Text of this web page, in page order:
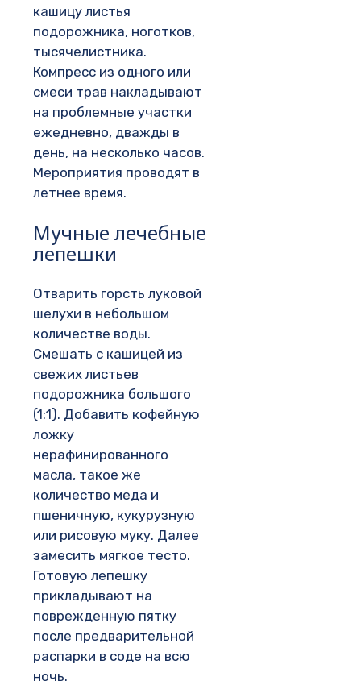
кашицу листья
подорожника, ноготков,
тысячелистника.
Компресс из одного или
смеси трав накладывают
на проблемные участки
ежедневно, дважды в
день, на несколько часов.
Мероприятия проводят в
летнее время.
Мучные лечебные
лепешки
Отварить горсть луковой
шелухи в небольшом
количестве воды.
Смешать с кашицей из
свежих листьев
подорожника большого
(1:1). Добавить кофейную
ложку
нерафинированного
масла, такое же
количество меда и
пшеничную, кукурузную
или рисовую муку. Далее
замесить мягкое тесто.
Готовую лепешку
прикладывают на
поврежденную пятку
после предварительной
распарки в соде на всю
ночь.